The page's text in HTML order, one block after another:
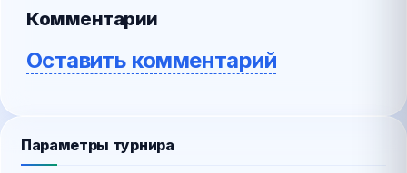
Комментарии
Оставить комментарий
Параметры турнира